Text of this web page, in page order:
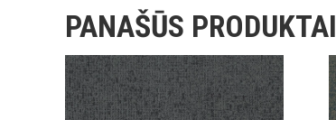
PANAŠŪS PRODUKTAI